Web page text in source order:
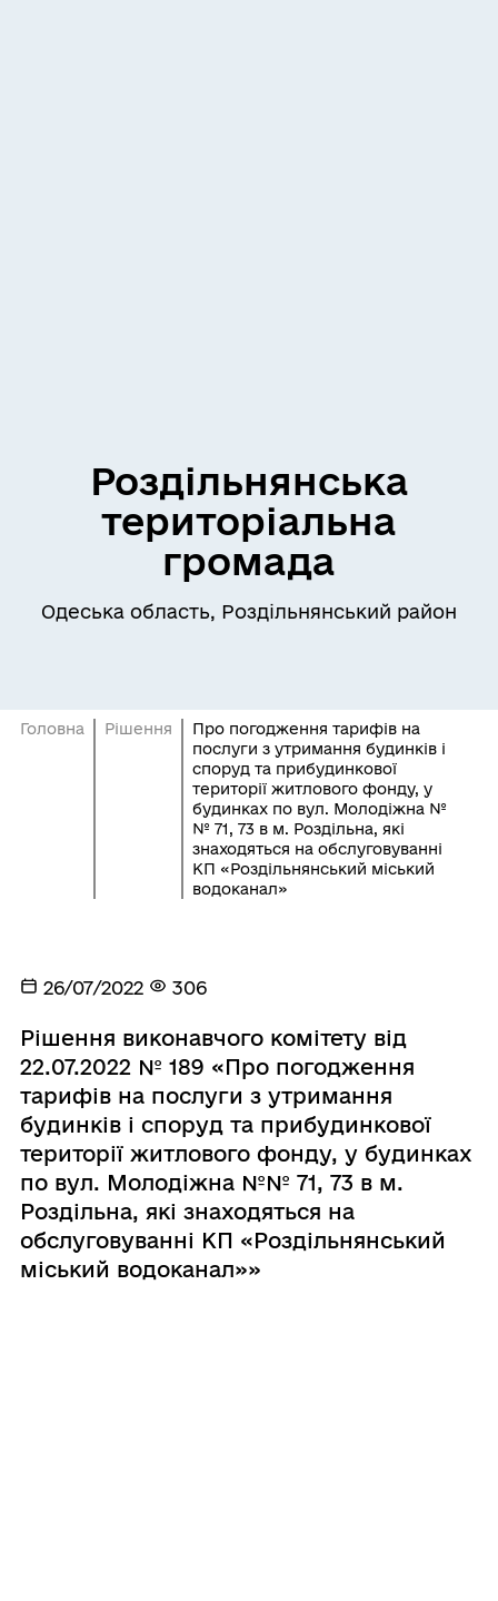
Роздільнянська
територіальна
громада
Одеська область, Роздільнянський район
Головна Рішення
Про погодження тарифів на
послуги з утримання будинків і
споруд та прибудинкової
території житлового фонду, у
будинках по вул. Молодіжна №
№ 71, 73 в м. Роздільна, які
знаходяться на обслуговуванні
КП «Роздільнянський міський
водоканал»
26/07/2022 306
Рішення виконавчого комітету від
22.07.2022 № 189 «Про погодження
тарифів на послуги з утримання
будинків і споруд та прибудинкової
території житлового фонду, у будинках
по вул. Молодіжна №№ 71, 73 в м.
Роздільна, які знаходяться на
обслуговуванні КП «Роздільнянський
міський водоканал»»